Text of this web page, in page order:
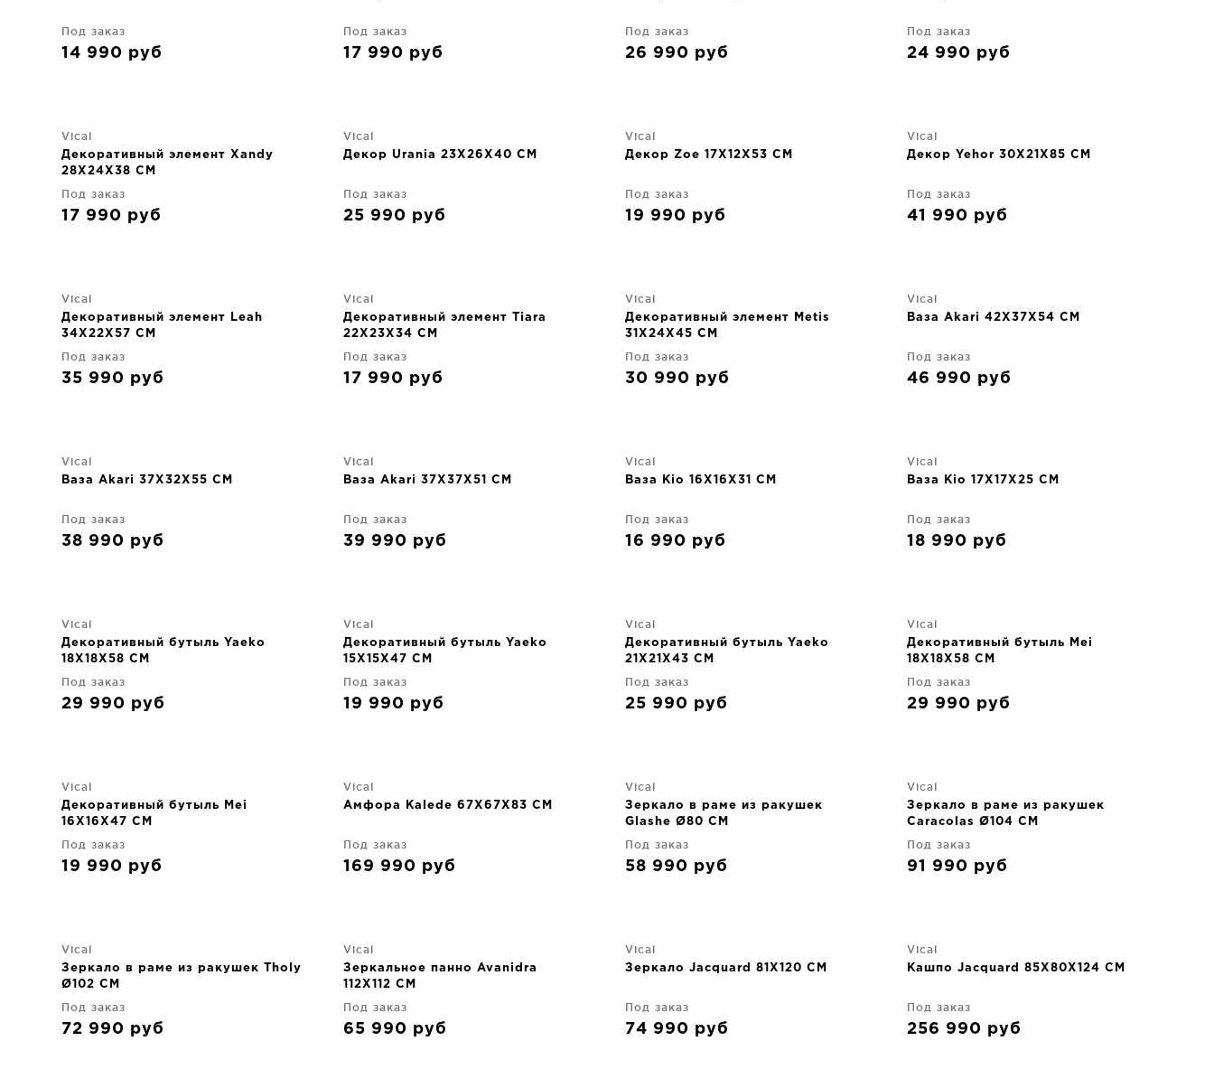
Под заказ
14 990 руб
Под заказ
17 990 руб
Под заказ
26 990 руб
Под заказ
24 990 руб
Vical
Декоративный элемент Xandy
28X24X38 CM
Под заказ
17 990 руб
Vical
Декор Urania 23X26X40 CM
Под заказ
25 990 руб
Vical
Декор Zoe 17X12X53 CM
Под заказ
19 990 руб
Vical
Декор Yehor 30X21X85 CM
Под заказ
41 990 руб
Vical
Декоративный элемент Leah
34X22X57 CM
Под заказ
35 990 руб
Vical
Декоративный элемент Tiara
22X23X34 CM
Под заказ
17 990 руб
Vical
Декоративный элемент Metis
31X24X45 CM
Под заказ
30 990 руб
Vical
Ваза Akari 42X37X54 CM
Под заказ
46 990 руб
Vical
Ваза Akari 37X32X55 CM
Под заказ
38 990 руб
Vical
Ваза Akari 37X37X51 CM
Под заказ
39 990 руб
Vical
Ваза Kio 16X16X31 CM
Под заказ
16 990 руб
Vical
Ваза Kio 17X17X25 CM
Под заказ
18 990 руб
Vical
Декоративный бутыль Yaeko
18X18X58 CM
Под заказ
29 990 руб
Vical
Декоративный бутыль Yaeko
15X15X47 CM
Под заказ
19 990 руб
Vical
Декоративный бутыль Yaeko
21X21X43 CM
Под заказ
25 990 руб
Vical
Декоративный бутыль Mei
18X18X58 CM
Под заказ
29 990 руб
Vical
Декоративный бутыль Mei
16X16X47 CM
Под заказ
19 990 руб
Vical
Амфора Kalede 67X67X83 CM
Под заказ
169 990 руб
Vical
Зеркало в раме из ракушек
Glashe Ø80 CM
Под заказ
58 990 руб
Vical
Зеркало в раме из ракушек
Caracolas Ø104 CM
Под заказ
91 990 руб
Vical
Зеркало в раме из ракушек Tholy
Ø102 CM
Под заказ
72 990 руб
Vical
Зеркальное панно Avanidra
112X112 CM
Под заказ
65 990 руб
Vical
Зеркало Jacquard 81X120 CM
Под заказ
74 990 руб
Vical
Кашпо Jacquard 85X80X124 CM
Под заказ
256 990 руб